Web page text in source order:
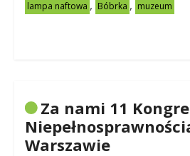
lampa naftowa , Bóbrka , muzeum
Za nami 11
Warszawie